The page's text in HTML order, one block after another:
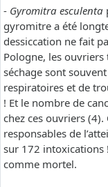
- Gyromitra esculenta
gyromitre a été
dessiccation ne fait
Pologne, les
séchage sont
respiratoires et de
! Et le nombre de
chez ces ouvriers
responsables de
sur 172 intoxications
comme mortel.